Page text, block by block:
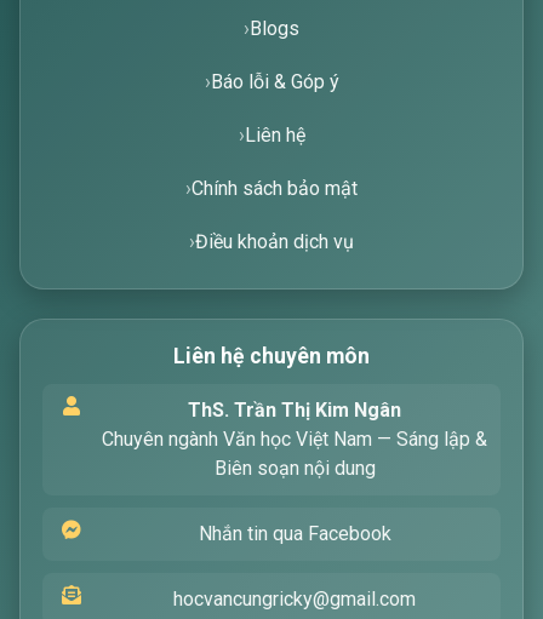
tìm kiếm các bài viết về văn học. Hãy nhập từ
khóa mà bạn quan tâm, tôi sẽ giúp bạn ngay
Blogs
Báo lỗi & Góp ý
Liên hệ
Chính sách bảo mật
Điều khoản dịch vụ
Liên hệ chuyên môn
ThS. Trần Thị Kim Ngân
Chuyên ngành Văn học Việt Nam — Sáng lập &
Biên soạn nội dung
Nhắn tin qua Facebook
hocvancungricky@gmail.com